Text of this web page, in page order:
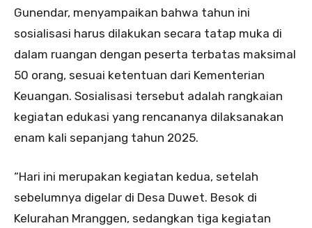
Gunendar, menyampaikan bahwa tahun ini
sosialisasi harus dilakukan secara tatap muka di
dalam ruangan dengan peserta terbatas maksimal
50 orang, sesuai ketentuan dari Kementerian
Keuangan. Sosialisasi tersebut adalah rangkaian
kegiatan edukasi yang rencananya dilaksanakan
enam kali sepanjang tahun 2025.
“Hari ini merupakan kegiatan kedua, setelah
sebelumnya digelar di Desa Duwet. Besok di
Kelurahan Mranggen, sedangkan tiga kegiatan